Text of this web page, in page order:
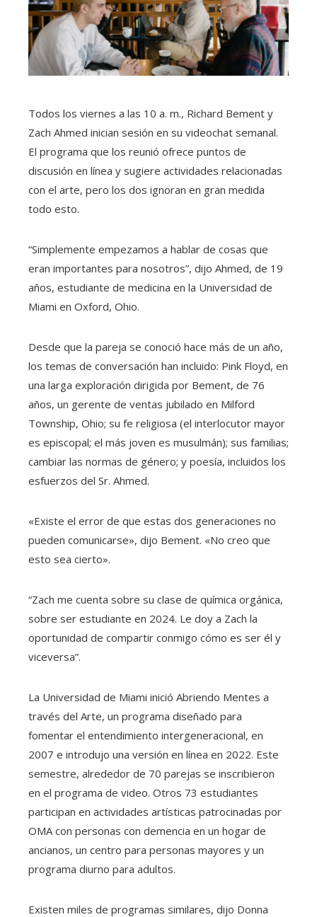
Todos los viernes a las 10 a. m., Richard Bement y
Zach Ahmed inician sesión en su videochat semanal.
El programa que los reunió ofrece puntos de
discusión en línea y sugiere actividades relacionadas
con el arte, pero los dos ignoran en gran medida
todo esto.
“Simplemente empezamos a hablar de cosas que
eran importantes para nosotros”, dijo Ahmed, de 19
años, estudiante de medicina en la Universidad de
Miami en Oxford, Ohio.
Desde que la pareja se conoció hace más de un año,
los temas de conversación han incluido: Pink Floyd, en
una larga exploración dirigida por Bement, de 76
años, un gerente de ventas jubilado en Milford
Township, Ohio; su fe religiosa (el interlocutor mayor
es episcopal; el más joven es musulmán); sus familias;
cambiar las normas de género; y poesía, incluidos los
esfuerzos del Sr. Ahmed.
«Existe el error de que estas dos generaciones no
pueden comunicarse», dijo Bement. «No creo que
esto sea cierto».
“Zach me cuenta sobre su clase de química orgánica,
sobre ser estudiante en 2024. Le doy a Zach la
oportunidad de compartir conmigo cómo es ser él y
viceversa”.
La Universidad de Miami inició Abriendo Mentes a
través del Arte, un programa diseñado para
fomentar el entendimiento intergeneracional, en
2007 e introdujo una versión en línea en 2022. Este
semestre, alrededor de 70 parejas se inscribieron
en el programa de video. Otros 73 estudiantes
participan en actividades artísticas patrocinadas por
OMA con personas con demencia en un hogar de
ancianos, un centro para personas mayores y un
programa diurno para adultos.
Existen miles de programas similares, dijo Donna